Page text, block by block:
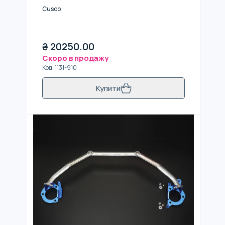
Cusco
₴ 20250.00
Скоро в продажу
Код:1131-910
Купити